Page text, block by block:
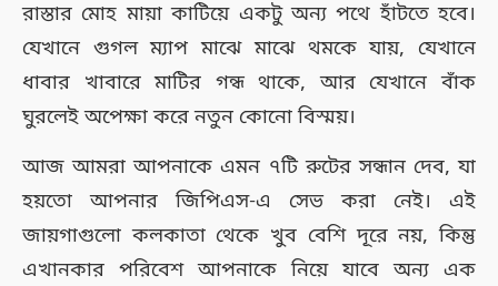
রাস্তার মোহ মায়া কাটিয়ে একটু অন্য পথে হাঁটতে হবে।
যেখানে গুগল ম্যাপ মাঝে মাঝে থমকে যায়, যেখানে
ধাবার খাবারে মাটির গন্ধ থাকে, আর যেখানে বাঁক
ঘুরলেই অপেক্ষা করে নতুন কোনো বিস্ময়।
আজ আমরা আপনাকে এমন ৭টি রুটের সন্ধান দেব, যা
হয়তো আপনার জিপিএস-এ সেভ করা নেই। এই
জায়গাগুলো কলকাতা থেকে খুব বেশি দূরে নয়, কিন্তু
এখানকার পরিবেশ আপনাকে নিয়ে যাবে অন্য এক